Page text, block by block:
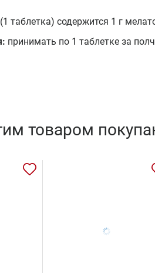
таблетка) содержится 1 г
принимать по 1 таблетке за
товаром